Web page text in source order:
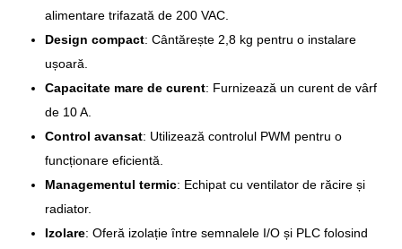
alimentare trifazată de 200 VAC.
Design compact: Cântărește 2,8 kg pentru o instalare
ușoară.
Capacitate mare de curent: Furnizează un curent de vârf
de 10 A.
Control avansat: Utilizează controlul PWM pentru o
funcționare eficientă.
Managementul termic: Echipat cu ventilator de răcire și
radiator.
Izolare: Oferă izolație între semnalele I/O și PLC folosind